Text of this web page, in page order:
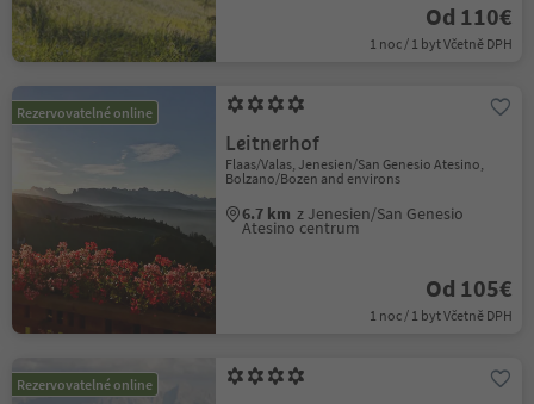
Od 110€
1 noc / 1 byt Včetně DPH
Rezervovatelné online
Leitnerhof
Flaas/Valas, Jenesien/San Genesio Atesino,
Bolzano/Bozen and environs
6.7 km z Jenesien/San Genesio
Atesino centrum
Od 105€
1 noc / 1 byt Včetně DPH
Rezervovatelné online